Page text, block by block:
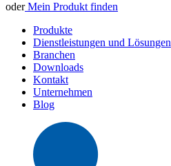
oderMein Produkt finden
Produkte
Dienstleistungen und Lösungen
Branchen
Downloads
Kontakt
Unternehmen
Blog